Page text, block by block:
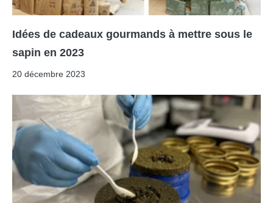
Idées de cadeaux gourmands à mettre sous le
sapin en 2023
20 décembre 2023